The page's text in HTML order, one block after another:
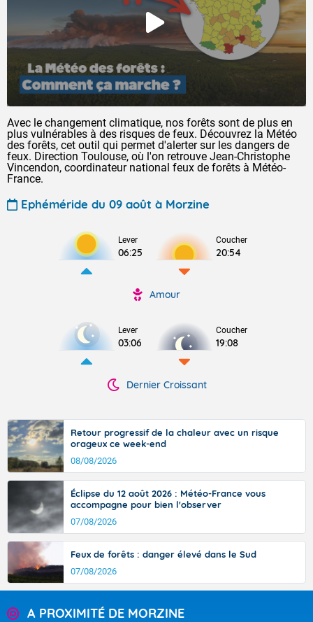
Avec le changement climatique, nos forêts sont de plus en
plus vulnérables à des risques de feux. Découvrez la Météo
des forêts, cet outil qui permet d'alerter sur les dangers de
feux. Direction Toulouse, où l'on retrouve Jean-Christophe
Vincendon, coordinateur national feux de forêts à Météo-
France.
Ephéméride du 09 août à Morzine
Lever
06:25
Coucher
20:54
Amour
Lever
03:06
Coucher
19:08
Dernier Croissant
Retour progressif de la chaleur avec un risque
orageux ce week-end
08/08/2026
Éclipse du 12 août 2026 : Météo-France vous
accompagne pour bien l'observer
07/08/2026
Feux de forêts : danger élevé dans le Sud
07/08/2026
A PROXIMITÉ DE MORZINE